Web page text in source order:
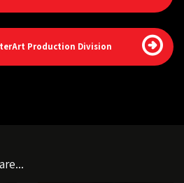
Production Division